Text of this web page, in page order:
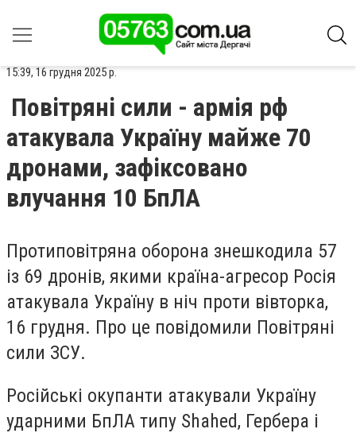
15:39, 16 грудня 2025 р.
Повітряні сили - армія рф
атакувала Україну майже 70
дронами, зафіксовано
влучання 10 БпЛА
Протиповітряна оборона знешкодила 57
із 69 дронів, якими країна-агресор Росія
атакувала Україну в ніч проти вівторка,
16 грудня. Про це повідомили Повітряні
сили ЗСУ.
Російські окупанти атакували Україну
ударними БпЛА типу Shahed, Гербера і